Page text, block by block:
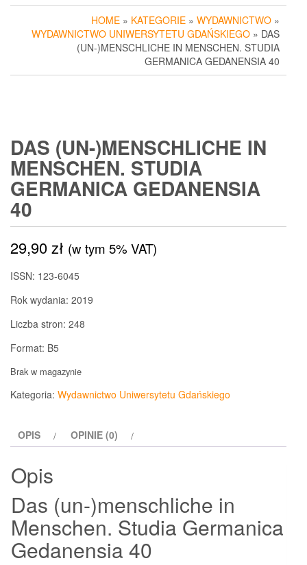
HOME » KATEGORIE » WYDAWNICTWO »
WYDAWNICTWO UNIWERSYTETU GDAŃSKIEGO » DAS
(UN-)MENSCHLICHE IN MENSCHEN. STUDIA
GERMANICA GEDANENSIA 40
DAS (UN-)MENSCHLICHE IN
MENSCHEN. STUDIA
GERMANICA GEDANENSIA
40
29,90zł (w tym 5% VAT)
ISSN: 123-6045
Rok wydania: 2019
Liczba stron: 248
Format: B5
Brak w magazynie
Kategoria: Wydawnictwo Uniwersytetu Gdańskiego
OPIS OPINIE (0)
Opis
Das (un-)menschliche in
Menschen. Studia Germanica
Gedanensia 40